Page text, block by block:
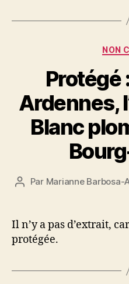
NON
Protégé
Ardennes,
Blanc
Auteur
Par Marianne Barbosa-
Il n’y a pas d’extrait,
protégée.